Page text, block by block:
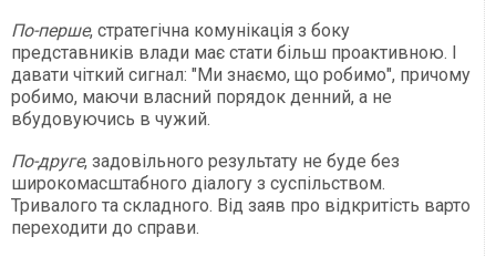
По-перше, стратегічна комунікація з боку
представників влади має стати більш проактивною. І
давати чіткий сигнал: "Ми знаємо, що робимо", причому
робимо, маючи власний порядок денний, а не
вбудовуючись в чужий.
По-друге, задовільного результату не буде без
широкомасштабного діалогу з суспільством.
Тривалого та складного. Від заяв про відкритість варто
переходити до справи.